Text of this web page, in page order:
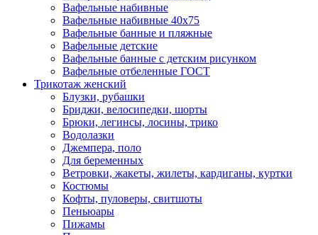
Вафельные набивные
Вафельные набивные 40х75
Вафельные банные и пляжные
Вафельные детские
Вафельные банные с детским рисунком
Вафельные отбеленные ГОСТ
Трикотаж женский
Блузки, рубашки
Бриджи, велосипедки, шорты
Брюки, легинсы, лосины, трико
Водолазки
Джемпера, поло
Для беременных
Ветровки, жакеты, жилеты, кардиганы, куртки
Костюмы
Кофты, пуловеры, свитшоты
Пеньюары
Пижамы